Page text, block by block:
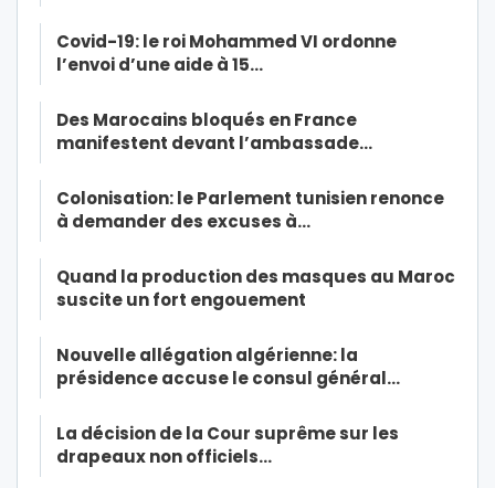
Covid-19: le roi Mohammed VI ordonne
l’envoi d’une aide à 15…
Des Marocains bloqués en France
manifestent devant l’ambassade…
Colonisation: le Parlement tunisien renonce
à demander des excuses à…
Quand la production des masques au Maroc
suscite un fort engouement
Nouvelle allégation algérienne: la
présidence accuse le consul général…
La décision de la Cour suprême sur les
drapeaux non officiels…